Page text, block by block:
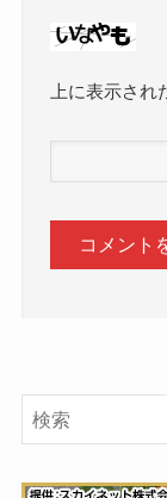
上に表示され